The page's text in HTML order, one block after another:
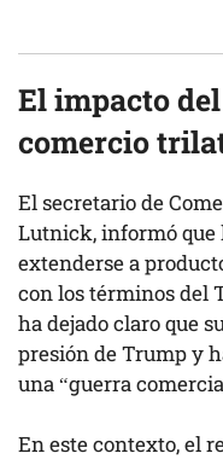
El impacto
comercio
El secretario de
Lutnick, informó que
extenderse a
con los términos del
ha dejado claro que
presión de Trump y
una “guerra
En este contexto, el